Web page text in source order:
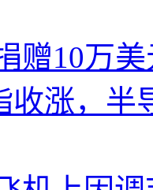
赠10万
收涨，半